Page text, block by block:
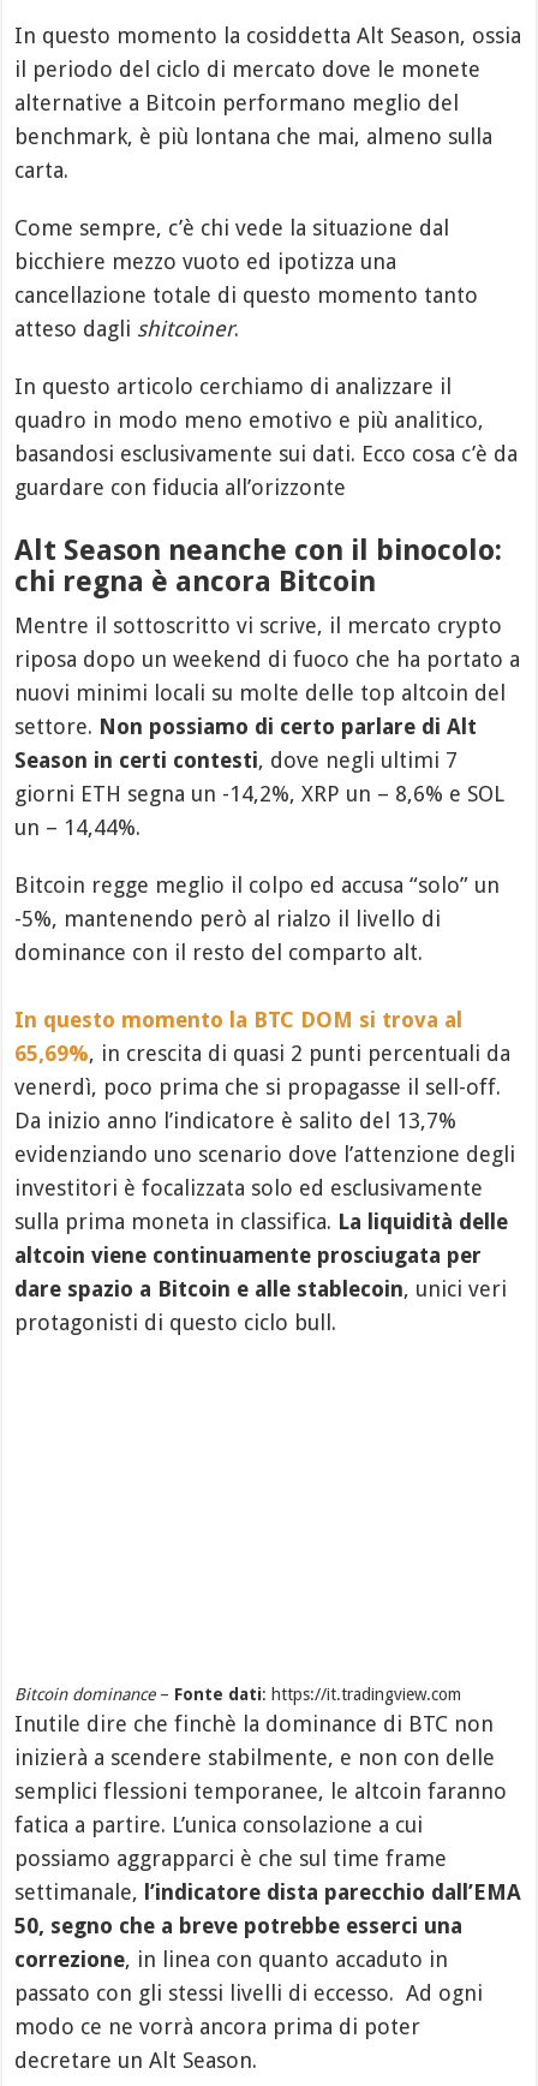
In questo momento la cosiddetta Alt Season, ossia
il periodo del ciclo di mercato dove le monete
alternative a Bitcoin performano meglio del
benchmark, è più lontana che mai, almeno sulla
carta.
Come sempre, c’è chi vede la situazione dal
bicchiere mezzo vuoto ed ipotizza una
cancellazione totale di questo momento tanto
atteso dagli shitcoiner.
In questo articolo cerchiamo di analizzare il
quadro in modo meno emotivo e più analitico,
basandosi esclusivamente sui dati. Ecco cosa c’è da
guardare con fiducia all’orizzonte
Alt Season neanche con il binocolo:
chi regna è ancora Bitcoin
Mentre il sottoscritto vi scrive, il mercato crypto
riposa dopo un weekend di fuoco che ha portato a
nuovi minimi locali su molte delle top altcoin del
settore. Non possiamo di certo parlare di Alt
Season in certi contesti, dove negli ultimi 7
giorni ETH segna un -14,2%, XRP un – 8,6% e SOL
un – 14,44%.
Bitcoin regge meglio il colpo ed accusa “solo” un
-5%, mantenendo però al rialzo il livello di
dominance con il resto del comparto alt.
In questo momento la BTC DOM si trova al
65,69%, in crescita di quasi 2 punti percentuali da
venerdì, poco prima che si propagasse il sell-off.
Da inizio anno l’indicatore è salito del 13,7%
evidenziando uno scenario dove l’attenzione degli
investitori è focalizzata solo ed esclusivamente
sulla prima moneta in classifica. La liquidità delle
altcoin viene continuamente prosciugata per
dare spazio a Bitcoin e alle stablecoin, unici veri
protagonisti di questo ciclo bull.
Bitcoin dominance– Fonte dati: https://it.tradingview.com
Inutile dire che finchè la dominance di BTC non
inizierà a scendere stabilmente, e non con delle
semplici flessioni temporanee, le altcoin faranno
fatica a partire. L’unica consolazione a cui
possiamo aggrapparci è che sul time frame
settimanale, l’indicatore dista parecchio dall’EMA
50, segno che a breve potrebbe esserci una
correzione, in linea con quanto accaduto in
passato con gli stessi livelli di eccesso. Ad ogni
modo ce ne vorrà ancora prima di poter
decretare un Alt Season.